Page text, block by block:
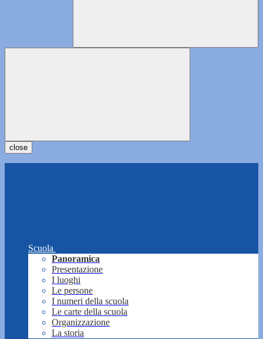
close
Scuola
Panoramica
Presentazione
I luoghi
Le persone
I numeri della scuola
Le carte della scuola
Organizzazione
La storia